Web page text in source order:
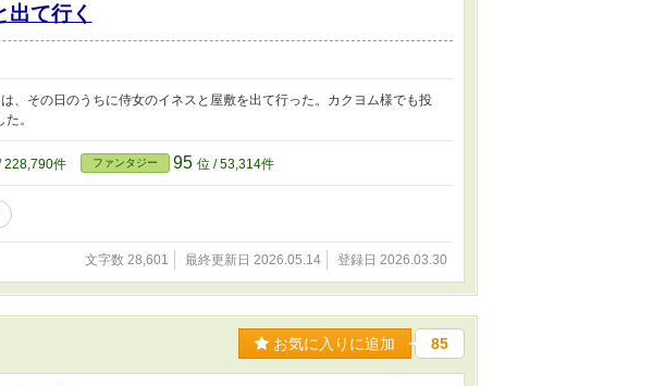
て行く
、その日のうちに侍女のイネスと屋敷を出て行った。カクヨム様でも投
。
228,790件 ファンタジー 95 位 / 53,314件
文字数 28,601 最終更新日 2026.05.14 登録日 2026.03.30
お気に入りに追加 85